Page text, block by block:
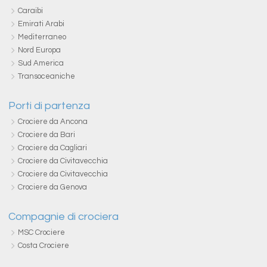
Caraibi
Emirati Arabi
Mediterraneo
Nord Europa
Sud America
Transoceaniche
Porti di partenza
Crociere da Ancona
Crociere da Bari
Crociere da Cagliari
Crociere da Civitavecchia
Crociere da Civitavecchia
Crociere da Genova
Compagnie di crociera
MSC Crociere
Costa Crociere